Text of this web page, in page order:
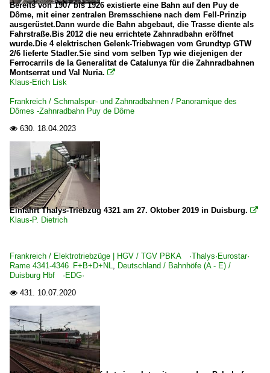
Bereits von 1907 bis 1926 existierte eine Bahn auf den Puy de
Dôme, mit einer zentralen Bremsschiene nach dem Fell-Prinzip
ausgerüstet.Dann wurde die Bahn abgebaut, die Trasse diente als
Fahrstraße.Bis 2012 die neu errichtete Zahnradbahn eröffnet
wurde.Die 4 elektrischen Gelenk-Triebwagen vom Grundtyp GTW
2/6 lieferte Stadler.Sie sind vom selben Typ wie diejenigen der
Ferrocarrils de la Generalitat de Catalunya für die Zahnradbahnen
Montserrat und Val Nuria. 
Klaus-Erich Lisk
Frankreich / Schmalspur- und Zahnradbahnen / Panoramique des
Dômes -Zahnradbahn Puy de Dôme
 630. 18.04.2023
Einfahrt Thalys-Triebzug 4321 am 27. Oktober 2019 in Duisburg. 
Klaus-P. Dietrich
Frankreich / Elektrotriebzüge | HGV / TGV PBKA ·Thalys·Eurostar·
Rame 4341-4346 F+B+D+NL, Deutschland / Bahnhöfe (A - E) /
Duisburg Hbf ·EDG·
 431. 10.07.2020